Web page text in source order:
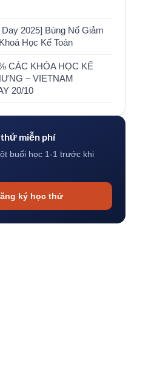
2025] Bùng Nổ Giảm
Học Kế Toán
CÁC KHÓA HỌC KẾ
– VIETNAM
20/10
miễn phí
buổi học 1-1 trước khi
ký học thử